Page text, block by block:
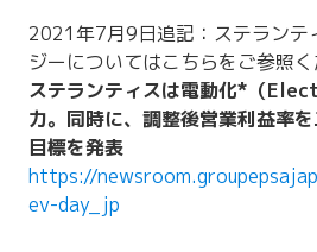
2021年7月9日追記：ステランテ
ジーについてはこちらをご参照く
ステランティスは電動化*（
力。同時に、調整後営業利益率
目標を発表
https://
ev-day_jp